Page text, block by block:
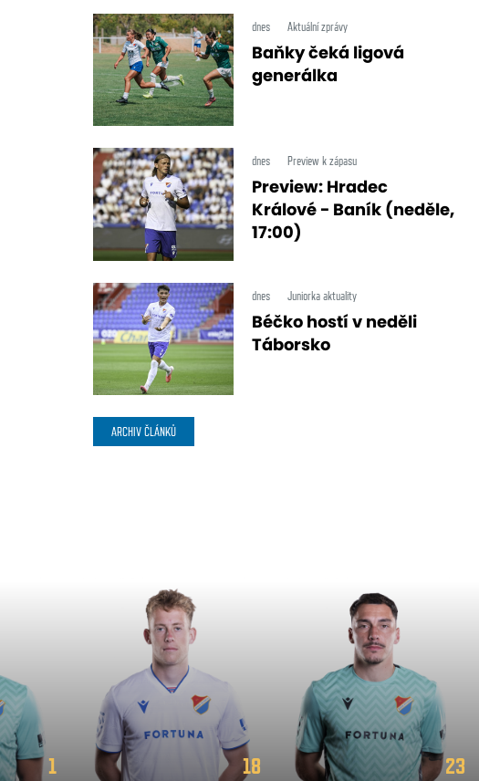
dnes Aktuální zprávy
Baňky čeká ligová
generálka
dnes Preview k zápasu
Preview: Hradec
Králové - Baník (neděle,
17:00)
dnes Juniorka aktuality
Béčko hostí v neděli
Táborsko
ARCHIV ČLÁNKŮ
1 18 23